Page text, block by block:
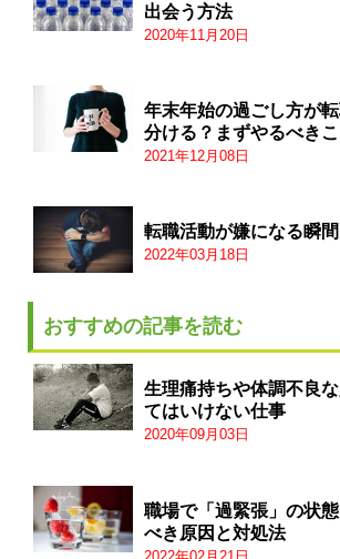
出会う方法
2020年11月20日
年末年始の過ごし方が
分ける？まずやるべき
2021年12月08日
転職活動が嫌になる瞬間
2022年03月18日
おすすめの記事を読む
生理痛持ちや体調不良
てはいけない仕事
2020年09月03日
職場で「過緊張」の状
べき原因と対処法